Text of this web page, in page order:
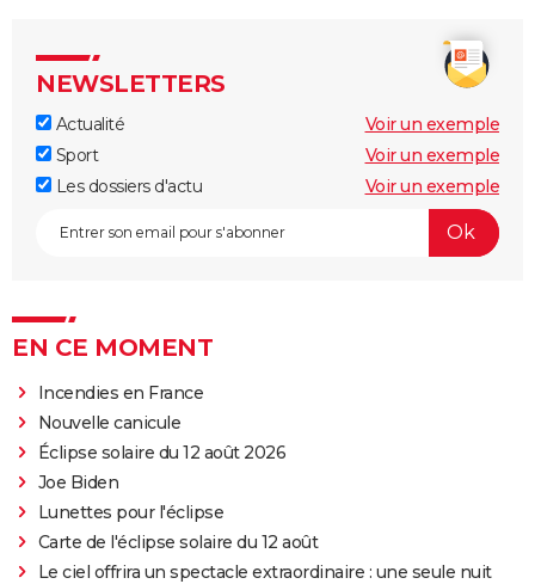
NEWSLETTERS
Actualité
Voir un exemple
Sport
Voir un exemple
Les dossiers d'actu
Voir un exemple
EN CE MOMENT
Incendies en France
Nouvelle canicule
Éclipse solaire du 12 août 2026
Joe Biden
Lunettes pour l'éclipse
Carte de l'éclipse solaire du 12 août
Le ciel offrira un spectacle extraordinaire : une seule nuit